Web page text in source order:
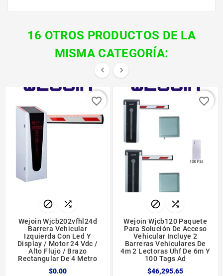
16 OTROS PRODUCTOS DE LA
MISMA CATEGORÍA:
 
 
Wejoin Wjcb202vfhl24d
Barrera Vehicular
Izquierda Con Led Y
Display / Motor 24 Vdc /
Alto Flujo / Brazo
Rectangular De 4 Metro
$0.00
favorite_border
 
Wejoin Wjcb120 Paquete
Para Solución De Acceso
Vehicular Incluye 2
Barreras Vehiculares De
4m 2 Lectoras Uhf De 6m Y
100 Tags Ad
$46,295.65
favorite_border